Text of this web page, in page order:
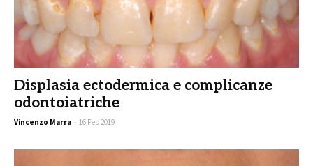
Displasia ectodermica e complicanze
odontoiatriche
Vincenzo Marra - 16 Feb 2019